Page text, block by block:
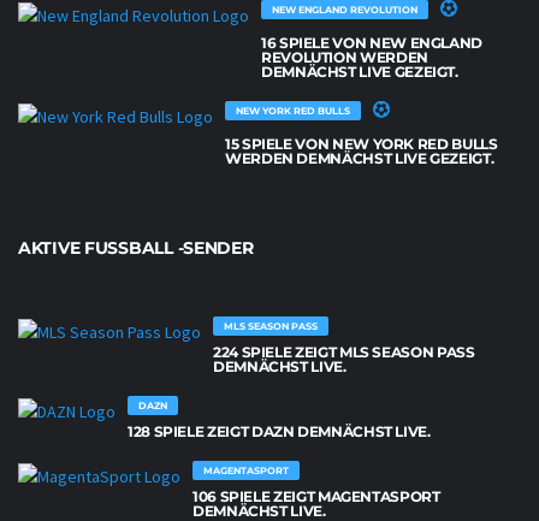
NEW ENGLAND REVOLUTION
16 SPIELE VON NEW ENGLAND
REVOLUTION WERDEN
DEMNÄCHST LIVE GEZEIGT.
NEW YORK RED BULLS
15 SPIELE VON NEW YORK RED BULLS
WERDEN DEMNÄCHST LIVE GEZEIGT.
AKTIVE FUSSBALL -SENDER
MLS SEASON PASS
224 SPIELE ZEIGT MLS SEASON PASS
DEMNÄCHST LIVE.
DAZN
128 SPIELE ZEIGT DAZN DEMNÄCHST LIVE.
MAGENTASPORT
106 SPIELE ZEIGT MAGENTASPORT
DEMNÄCHST LIVE.